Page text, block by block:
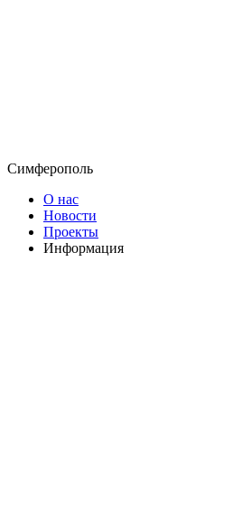
Симферополь
О нас
Новости
Проекты
Информация